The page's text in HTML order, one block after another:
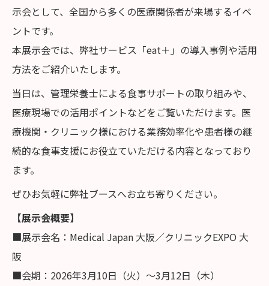
示会として、全国から多くの医療関係者が来場するイベ
ントです。
本展示会では、弊社サービス「eat＋」の導入事例や活用
方法をご紹介いたします。
当日は、管理栄養士による食事サポートの取り組みや、
医療現場での活用ポイントなどをご覧いただけます。医
療機関・クリニック様における業務効率化や患者様の継
続的な食事支援にお役立ていただける内容となっており
ます。
ぜひお気軽に弊社ブースへお立ち寄りください。
【展示会概要】
■展示会名：Medical Japan 大阪／クリニックEXPO 大
阪
■会期：2026年3月10日（火）～3月12日（木）